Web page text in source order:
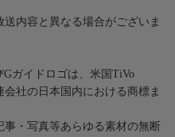
内容と異なる場合がございま
ガイドロゴは、米国TiVo
社の日本国内における商標ま
事・写真等あらゆる素材の無断